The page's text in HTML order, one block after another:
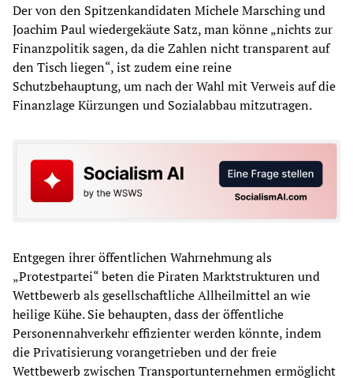
Der von den Spitzenkandidaten Michele Marsching und
Joachim Paul wiedergekäute Satz, man könne „nichts zur
Finanzpolitik sagen, da die Zahlen nicht transparent auf
den Tisch liegen“, ist zudem eine reine
Schutzbehauptung, um nach der Wahl mit Verweis auf die
Finanzlage Kürzungen und Sozialabbau mitzutragen.
Entgegen ihrer öffentlichen Wahrnehmung als
„Protestpartei“ beten die Piraten Marktstrukturen und
Wettbewerb als gesellschaftliche Allheilmittel an wie
heilige Kühe. Sie behaupten, dass der öffentliche
Personennahverkehr effizienter werden könnte, indem
die Privatisierung vorangetrieben und der freie
Wettbewerb zwischen Transportunternehmen ermöglicht